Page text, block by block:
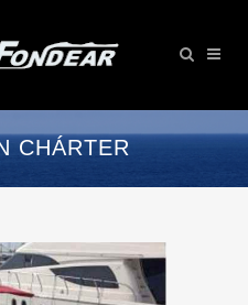
CHÁRTER